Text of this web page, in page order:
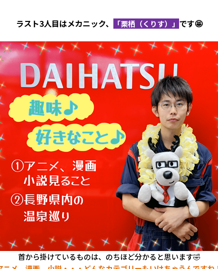
ラスト3人目はメカニック、 「栗栖（くりす）」 です🤩
首から掛けているものは、のちほど分かると思います🤣